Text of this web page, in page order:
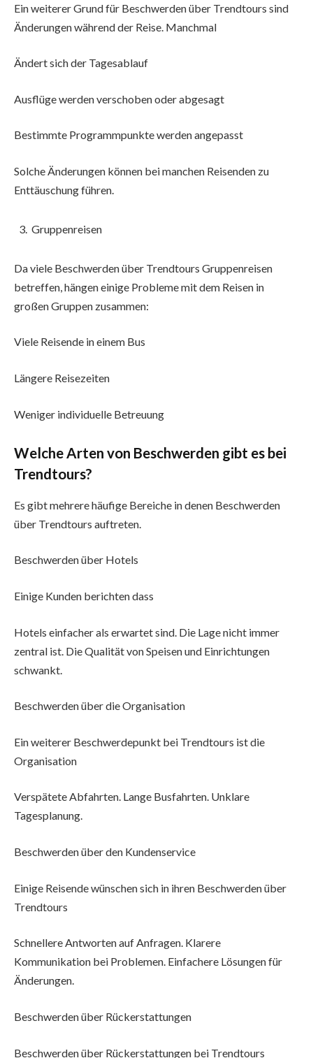
Ein weiterer Grund für Beschwerden über Trendtours sind
Änderungen während der Reise. Manchmal
Ändert sich der Tagesablauf
Ausflüge werden verschoben oder abgesagt
Bestimmte Programmpunkte werden angepasst
Solche Änderungen können bei manchen Reisenden zu
Enttäuschung führen.
Gruppenreisen
Da viele Beschwerden über Trendtours Gruppenreisen
betreffen, hängen einige Probleme mit dem Reisen in
großen Gruppen zusammen:
Viele Reisende in einem Bus
Längere Reisezeiten
Weniger individuelle Betreuung
Welche Arten von Beschwerden gibt es bei
Trendtours?
Es gibt mehrere häufige Bereiche in denen Beschwerden
über Trendtours auftreten.
Beschwerden über Hotels
Einige Kunden berichten dass
Hotels einfacher als erwartet sind. Die Lage nicht immer
zentral ist. Die Qualität von Speisen und Einrichtungen
schwankt.
Beschwerden über die Organisation
Ein weiterer Beschwerdepunkt bei Trendtours ist die
Organisation
Verspätete Abfahrten. Lange Busfahrten. Unklare
Tagesplanung.
Beschwerden über den Kundenservice
Einige Reisende wünschen sich in ihren Beschwerden über
Trendtours
Schnellere Antworten auf Anfragen. Klarere
Kommunikation bei Problemen. Einfachere Lösungen für
Änderungen.
Beschwerden über Rückerstattungen
Beschwerden über Rückerstattungen bei Trendtours